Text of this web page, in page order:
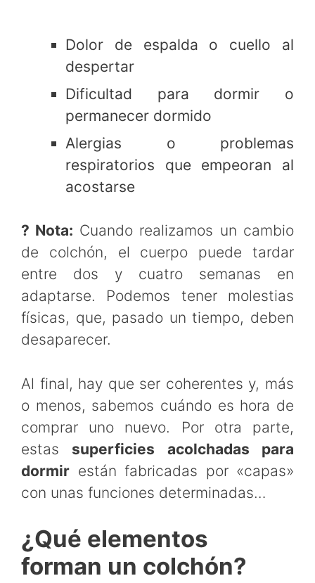
Dolor de espalda o cuello al
despertar
Dificultad para dormir o
permanecer dormido
Alergias o problemas
respiratorios que empeoran al
acostarse
? Nota: Cuando realizamos un cambio
de colchón, el cuerpo puede tardar
entre dos y cuatro semanas en
adaptarse. Podemos tener molestias
físicas, que, pasado un tiempo, deben
desaparecer.
Al final, hay que ser coherentes y, más
o menos, sabemos cuándo es hora de
comprar uno nuevo. Por otra parte,
estas superficies acolchadas para
dormir están fabricadas por «capas»
con unas funciones determinadas…
¿Qué elementos
forman un colchón?